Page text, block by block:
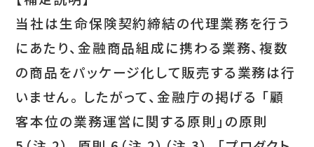
当社は生命保険契約締結の代理業務を行う
にあたり、金融商品組成に携わる業務、複数
の商品をパッケージ化して販売する業務は行
いません。 したがって、金融庁の掲げる 「顧
客本位の業務運営に関する原則」の原則